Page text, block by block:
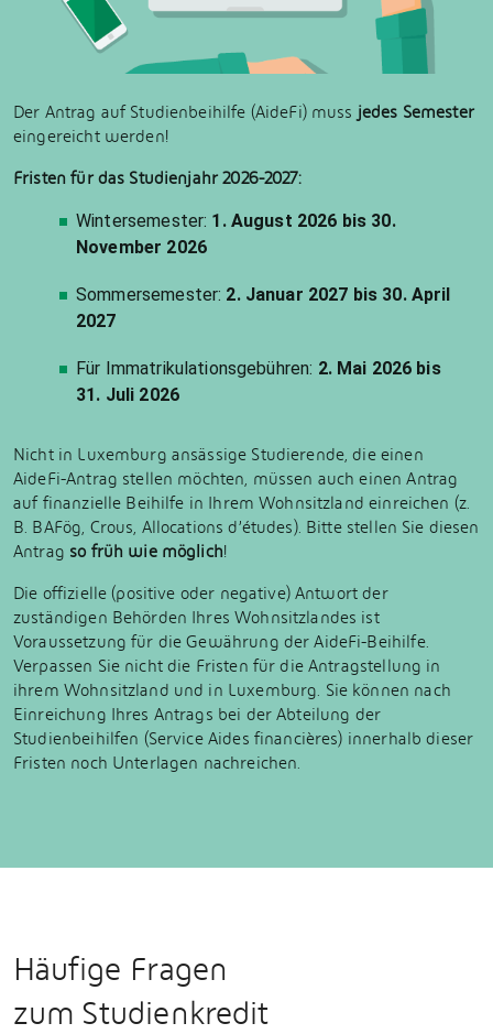
Der Antrag auf Studienbeihilfe (AideFi) muss jedes Semester
eingereicht werden!
Fristen für das Studienjahr 2026-2027:
Wintersemester: 1. August 2026 bis 30.
November 2026
Sommersemester: 2. Januar 2027 bis 30. April
2027
Für Immatrikulationsgebühren: 2. Mai 2026 bis
31. Juli 2026
Nicht in Luxemburg ansässige Studierende, die einen
AideFi-Antrag stellen möchten, müssen auch einen Antrag
auf finanzielle Beihilfe in Ihrem Wohnsitzland einreichen (z.
B. BAFög, Crous, Allocations d’études). Bitte stellen Sie diesen
Antrag so früh wie möglich!
Die offizielle (positive oder negative) Antwort der
zuständigen Behörden Ihres Wohnsitzlandes ist
Voraussetzung für die Gewährung der AideFi-Beihilfe.
Verpassen Sie nicht die Fristen für die Antragstellung in
ihrem Wohnsitzland und in Luxemburg. Sie können nach
Einreichung Ihres Antrags bei der Abteilung der
Studienbeihilfen (Service Aides financières) innerhalb dieser
Fristen noch Unterlagen nachreichen.
Häufige Fragen
zum Studienkredit